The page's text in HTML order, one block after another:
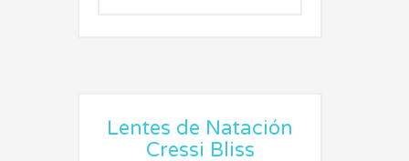
Lentes de Natación
Cressi Bliss